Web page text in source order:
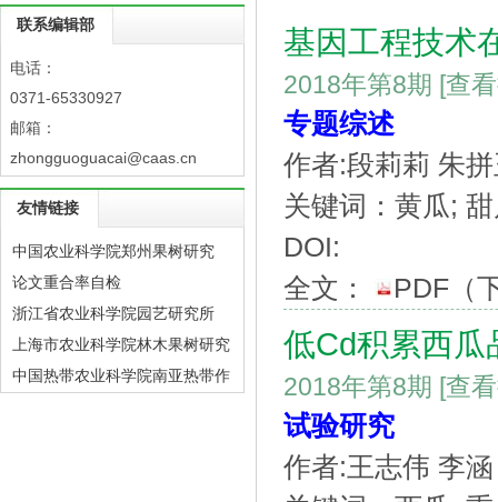
联系编辑部
电话：
0371-65330927
邮箱：
zhongguoguacai@caas.cn
友情链接
中国农业科学院郑州果树研究
论文重合率自检
浙江省农业科学院园艺研究所
上海市农业科学院林木果树研究
中国热带农业科学院南亚热带作
基因工程技术
2018年第8期 [查
专题综述
作者:段莉莉 朱
关键词：黄瓜;
DOI:
全文：
PDF （
低Cd积累西瓜
2018年第8期 [查
试验研究
作者:王志伟 李